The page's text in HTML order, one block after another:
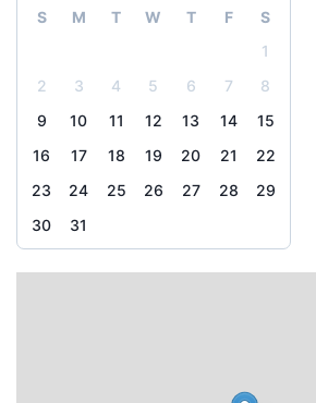
S M T W T F
S
1
2
3 4 5 6 7
8
9
10 11 12 13 14
15
16
17 18 19 20 21
22
23
24 25 26 27 28
29
30
31